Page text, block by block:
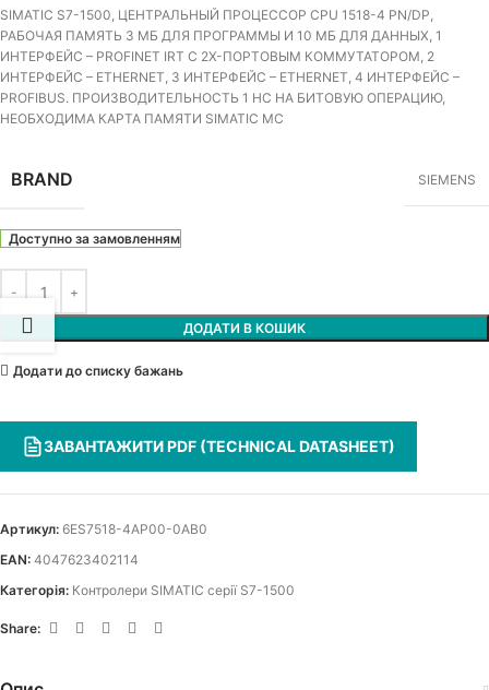
SIMATIC S7-1500, ЦЕНТРАЛЬНЫЙ ПРОЦЕССОР CPU 1518-4 PN/DP,
РАБОЧАЯ ПАМЯТЬ 3 МБ ДЛЯ ПРОГРАММЫ И 10 МБ ДЛЯ ДАННЫХ, 1
ИНТЕРФЕЙС – PROFINET IRT С 2Х-ПОРТОВЫМ КОММУТАТОРОМ, 2
ИНТЕРФЕЙС – ETHERNET, 3 ИНТЕРФЕЙС – ETHERNET, 4 ИНТЕРФЕЙС –
PROFIBUS. ПРОИЗВОДИТЕЛЬНОСТЬ 1 НС НА БИТОВУЮ ОПЕРАЦИЮ,
НЕОБХОДИМА КАРТА ПАМЯТИ SIMATIC MC
BRAND SIEMENS
Доступно за замовленням
ДОДАТИ В КОШИК
Додати до списку бажань
ЗАВАНТАЖИТИ PDF (TECHNICAL DATASHEET)
EAN: 4047623402114
Артикул: 6ES7518-4AP00-0AB0
Категорія: Контролери SIMATIC серії S7-1500
Share: